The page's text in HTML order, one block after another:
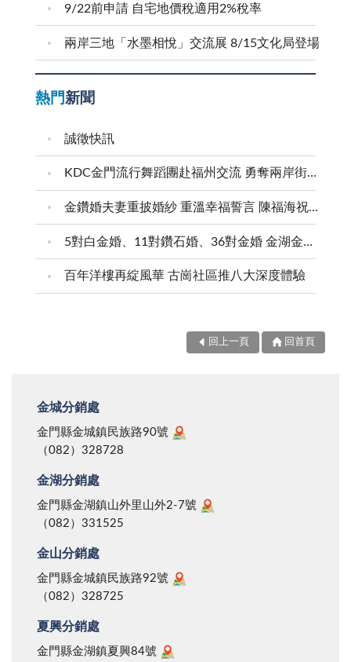
9/22前申請 自宅地價稅適用2%稅率
兩岸三地「水墨相悅」交流展 8/15文化局登場
熱門新聞
誠徵快訊
KDC金門流行舞蹈團赴福州交流 勇奪兩岸街舞賽三等獎
金鑽婚夫妻重披婚紗 重溫幸福誓言 陳福海祝福牽手半世紀 情深相守成典範
5對白金婚、11對鑽石婚、36對金婚 金湖金沙夫妻共享榮耀時刻 陳福海表揚金鑽婚夫妻 向半世紀相守家庭典範致敬
百年洋樓再綻風華 古崗社區推八大深度體驗
回上一頁 回首頁
金城分銷處
金門縣金城鎮民族路90號
（082）328728
金湖分銷處
金門縣金湖鎮山外里山外2-7號
（082）331525
金山分銷處
金門縣金城鎮民族路92號
（082）328725
夏興分銷處
金門縣金湖鎮夏興84號